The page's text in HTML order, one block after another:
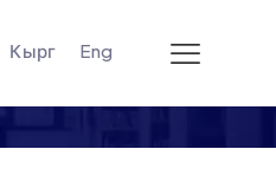
Кырг Eng
Жалал-